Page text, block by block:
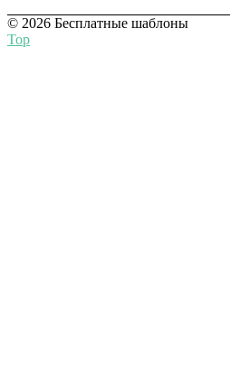
© 2026 Бесплатные шаблоны
Top